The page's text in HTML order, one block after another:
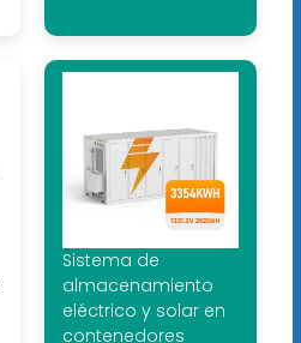
Sistema de
almacenamiento
eléctrico y solar en
contenedores